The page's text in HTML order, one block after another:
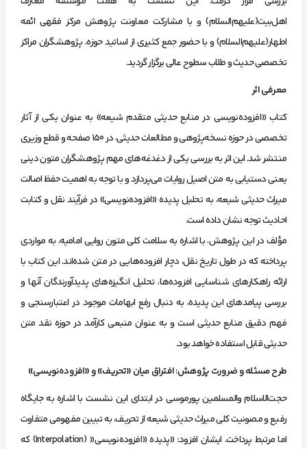
اهل‌بیت(علیهم‌السلام) و با مشارکت معاونت پژوهش مرکز فقهی ائمه
اطهار(علیهم‌السلام) و با حضور جمع کثیری از اساتید حوزه، پژوهشگران مراکز
تخصصی حدیث و طلاب سطوح عالی برگزار گردید.
معرفی اثر
کتاب «افزوده‌نویسی در منابع حدیثی متقدم شیعه» به عنوان یکی از آثار
تخصصی در حوزه نسخه‌پژوهی و مطالعات حدیثی، در ۱۵۰ صفحه و قطع وزیری
منتشر شد. این اثر به بررسی یکی از دغدغه‌های مهم پژوهشگران متون دینی
یعنی دستیابی به متن اصیل روایات می‌پردازد و با توجه به اهمیت حفظ اصالت
میراث حدیثی شیعه، به تحلیل پدیده «افزوده‌نویسی» در فرآیند نقل و کتابت
احادیث توجه نشان داده است.
مؤلف در این پژوهش، با اشاره به سلامت کلی متون روایی امامیه، به مواردی
پرداخته که در طول تاریخ نقل، دچار افزوده‌هایی در متن شده‌اند. این کتاب با
ارائه راهکارهای شناسایی افزوده‌ها، تحلیل انگیزه‌های پدیدآورندگان آنها و
بررسی پیامدهای این پدیده، به دنبال رفع ابهامات موجود در اعتبارسنجی و
فهم دقیق منابع حدیثی است و به عنوان منبعی کارآمد در حوزه نقد متن
حدیثی قابل استفاده خواهد بود.
طرح مسئله و ضرورت پژوهش: افتراق میان «تحریف» و «افزوده‌نویسی»
حجت‌الاسلام والمسلمین پورموسی در ابتدای این نشست با اشاره به جایگاه
رفیع و مصونیت کلی میراث حدیثی شیعه از تحریف، به تبیین مفهومی متفاوت
اما مرتبط پرداخت. ایشان افزود: «پدیده «افزوده‌نویسی« (Interpolation) که